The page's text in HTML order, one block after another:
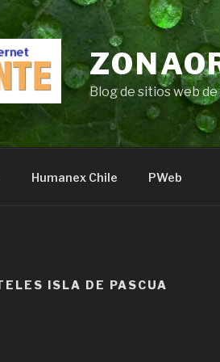
Blog de sitios web
Humanex Chile PWeb
ISLA DE PASCUA